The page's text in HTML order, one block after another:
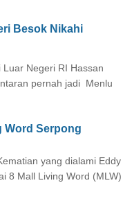
Besok Nikahi
Negeri RI Hassan
pernah jadi Menlu
Word Serpong
yang dialami Eddy
8 Mall Living Word (MLW)